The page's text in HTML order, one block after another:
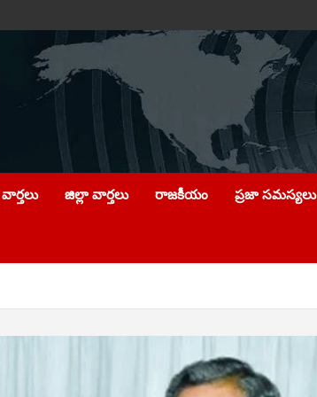
జిల్లా వార్తలు రాజకీయం ప్రజా సమస్యలు